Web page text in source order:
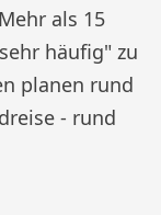
als 15
häufig" zu
planen rund
- rund